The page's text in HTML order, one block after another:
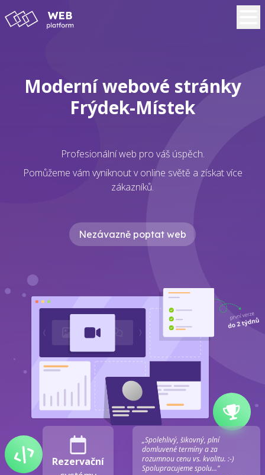
Moderní webové stránky
Frýdek-Místek
Profesionální web pro váš úspěch.
Pomůžeme vám vyniknout v online světě a získat více
zákazníků.
Nezávazně poptat web
Rezervační
„Spolehlivý, šikovný, plní
domluvené termíny a za
rozumnou cenu vs. kvalitu. :-)
Spolupracujeme spolu...“